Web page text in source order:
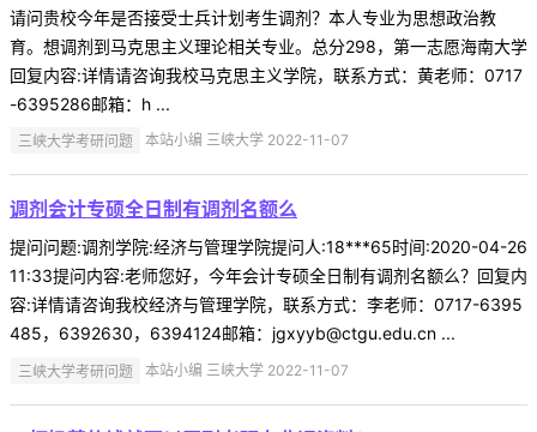
请问贵校今年是否接受士兵计划考生调剂？本人专业为思想政治教
育。想调剂到马克思主义理论相关专业。总分298，第一志愿海南大学
回复内容:详情请咨询我校马克思主义学院，联系方式：黄老师：0717
-6395286邮箱：h ...
三峡大学考研问题 本站小编 三峡大学 2022-11-07
调剂会计专硕全日制有调剂名额么
提问问题:调剂学院:经济与管理学院提问人:18***65时间:2020-04-26
11:33提问内容:老师您好，今年会计专硕全日制有调剂名额么？回复内
容:详情请咨询我校经济与管理学院，联系方式：李老师：0717-6395
485，6392630，6394124邮箱：jgxyyb@ctgu.edu.cn ...
三峡大学考研问题 本站小编 三峡大学 2022-11-07